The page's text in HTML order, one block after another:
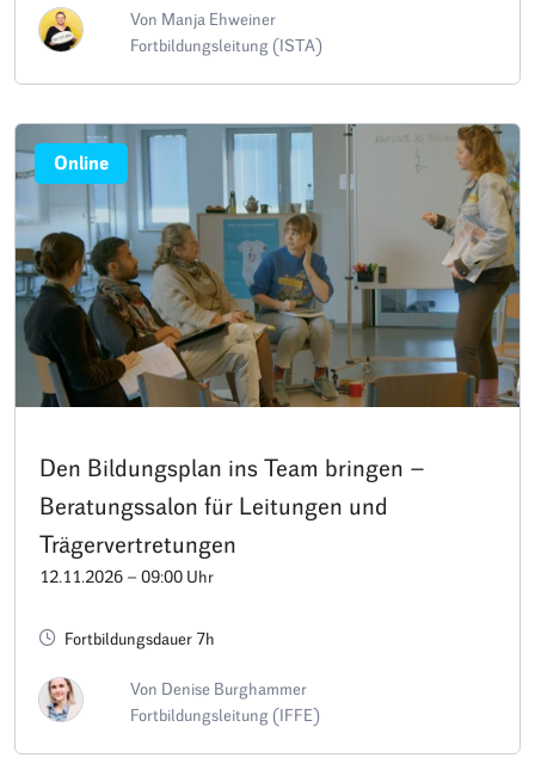
Von Manja Ehweiner
Fortbildungsleitung (ISTA)
Online
Den Bildungsplan ins Team bringen –
Beratungssalon für Leitungen und
Trägervertretungen
12.11.2026 – 09:00 Uhr
Fortbildungsdauer 7h
Von Denise Burghammer
Fortbildungsleitung (IFFE)